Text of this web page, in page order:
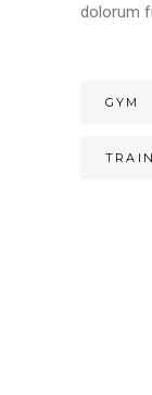
dolorum
GYM